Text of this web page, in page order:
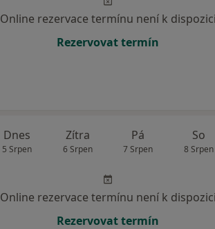
Online rezervace termínu není k dispozici
Rezervovat termín
Dnes
5 Srpen
Zítra
6 Srpen
Pá
7 Srpen
So
8 Srpen
Online rezervace termínu není k dispozici
Rezervovat termín